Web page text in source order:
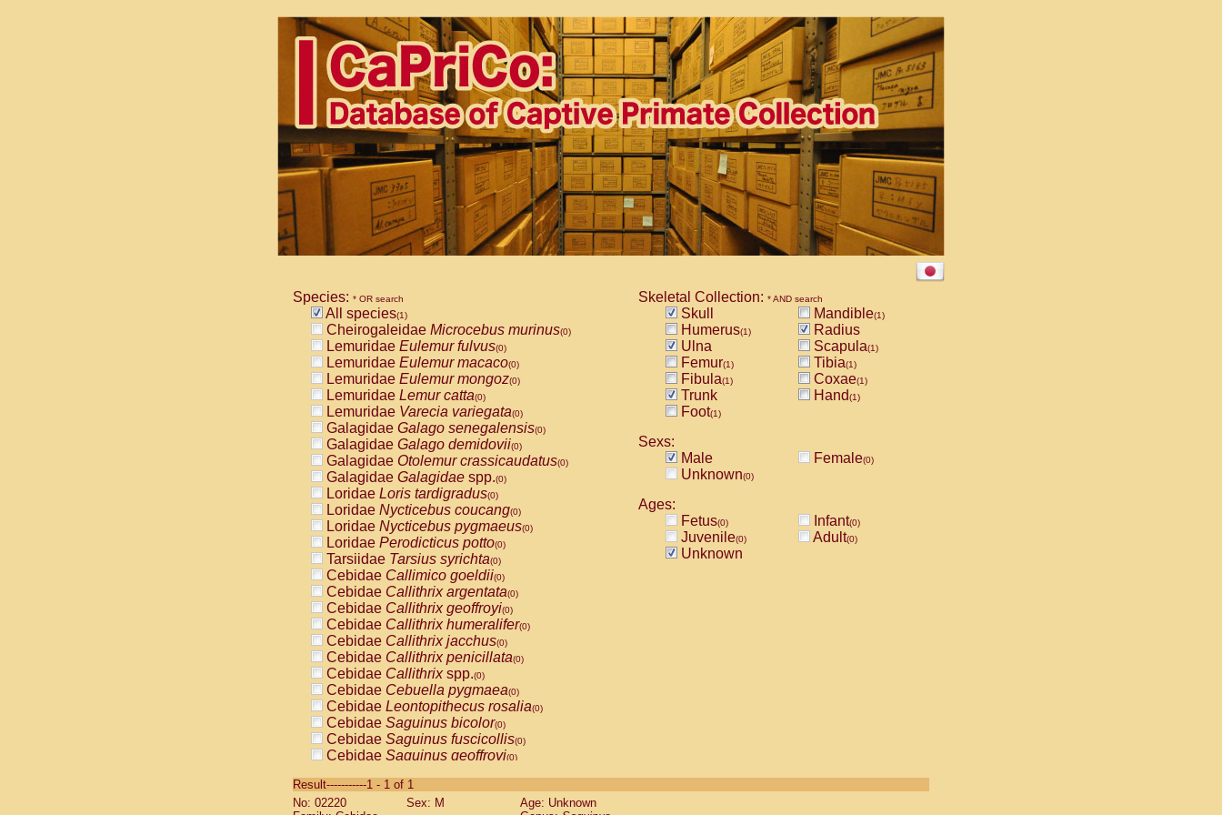
Species: * OR search
All species(1)
Cheirogaleidae Microcebus murinus(0)
Lemuridae Eulemur fulvus(0)
Lemuridae Eulemur macaco(0)
Lemuridae Eulemur mongoz(0)
Lemuridae Lemur catta(0)
Lemuridae Varecia variegata(0)
Galagidae Galago senegalensis(0)
Galagidae Galago demidovii(0)
Galagidae Otolemur crassicaudatus(0)
Galagidae Galagidae spp.(0)
Loridae Loris tardigradus(0)
Loridae Nycticebus coucang(0)
Loridae Nycticebus pygmaeus(0)
Loridae Perodicticus potto(0)
Tarsiidae Tarsius syrichta(0)
Cebidae Callimico goeldii(0)
Cebidae Callithrix argentata(0)
Cebidae Callithrix geoffroyi(0)
Cebidae Callithrix humeralifer(0)
Cebidae Callithrix jacchus(0)
Cebidae Callithrix penicillata(0)
Cebidae Callithrixspp.(0)
Cebidae Cebuella pygmaea(0)
Cebidae Leontopithecus rosalia(0)
Cebidae Saguinus bicolor(0)
Cebidae Saguinus fuscicollis(0)
Cebidae Saguinus geoffroyi(0)
CebidaeSaguinus labiatus(0)
Cebidae Saguinus leucopus (0)
Skeletal Collection: * AND search
Skull Mandible(1)
Humerus(1)
Radius
Ulna
Scapula(1)
Femur(1) Tibia(1)
Fibula(1) Coxae(1)
Trunk Hand(1)
Foot(1)
Sexs:
Male
Female(0)
Unknown(0)
Ages:
Fetus(0) Infant(0)
Juvenile(0) Adult(0)
Unknown
Result-----------1 - 1 of 1
No: 02220
Sex: M
Age: Unknown